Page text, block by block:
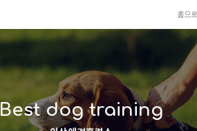
홈으로
Best dog training